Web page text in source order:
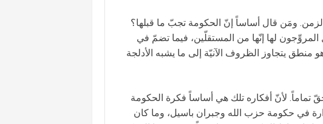
الزمن. ومَن قال أساساً إنّ الحكومة تجبّ ما قبلها؟
لها إنّها من المستقلّين، فيما تضمّ في
منطق يتجاوز الظروف الآنيّة إلى ما يشبه الأدلجة
تماماً. لأنّ أفكاره تلك هي أساساً فكرة الحكومة
في حكومة حزب الله وجبران باسيل، وما كان